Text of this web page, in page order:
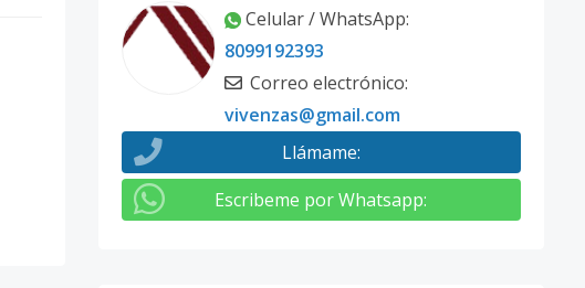
Celular / WhatsApp:
8099192393
Correo electrónico:
vivenzas@gmail.com
Llámame:
Escribeme por Whatsapp: